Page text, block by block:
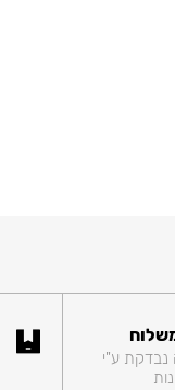
נבדקת ע"י